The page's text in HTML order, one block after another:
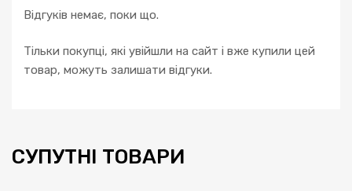
Відгуків немає, поки що.
Тільки покупці, які увійшли на сайт і вже купили цей
товар, можуть залишати відгуки.
СУПУТНІ ТОВАРИ